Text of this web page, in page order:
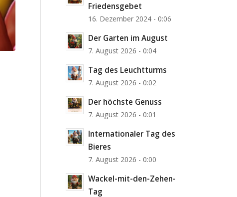
Friedensgebet
16. Dezember 2024 - 0:06
Der Garten im August
7. August 2026 - 0:04
Tag des Leuchtturms
7. August 2026 - 0:02
Der höchste Genuss
7. August 2026 - 0:01
Internationaler Tag des
Bieres
7. August 2026 - 0:00
Wackel-mit-den-Zehen-
Tag